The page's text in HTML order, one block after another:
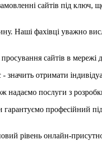
сайтів під ключ,
Наші фахівці уважно
сайтів в мережі
отримати
послуги з
професійний
рівень онлайн-